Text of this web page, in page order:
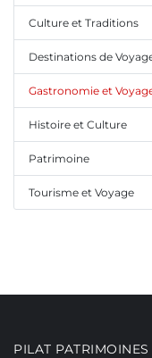
Culture et Traditions
Destinations de
Gastronomie et
Histoire et Culture
Patrimoine
Tourisme et Voyage
PILAT PATRIMOINES